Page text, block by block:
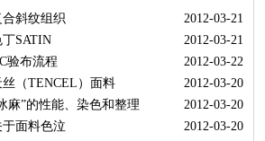
合斜纹组织
2012-03-21
丁SATIN
2012-03-21
验布流程
2012-03-22
丝（TENCEL）面料
2012-03-20
麻”的性能、染色和整理
2012-03-20
于面料色泣
2012-03-20